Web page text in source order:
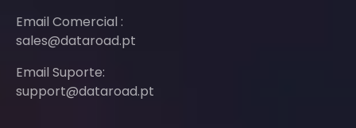
Email Comercial :
sales@dataroad.pt
Email Suporte:
support@dataroad.pt